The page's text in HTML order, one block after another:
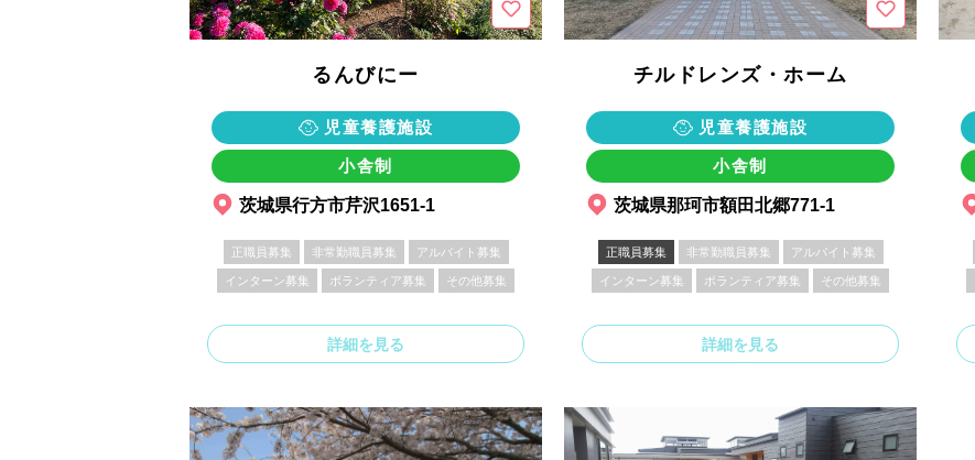
るんびにー
児童養護施設
小舎制
茨城県行方市芹沢1651-1
正職員募集 非常勤職員募集 アルバイト募集
インターン募集 ボランティア募集 その他募集
詳細を見る
チルドレンズ・ホーム
児童養護施設
小舎制
茨城県那珂市額田北郷771-1
正職員募集 非常勤職員募集 アルバイト募集
インターン募集 ボランティア募集 その他募集
詳細を見る